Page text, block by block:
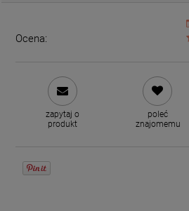
Ocena:
zapytaj o
produkt
poleć
znajomemu